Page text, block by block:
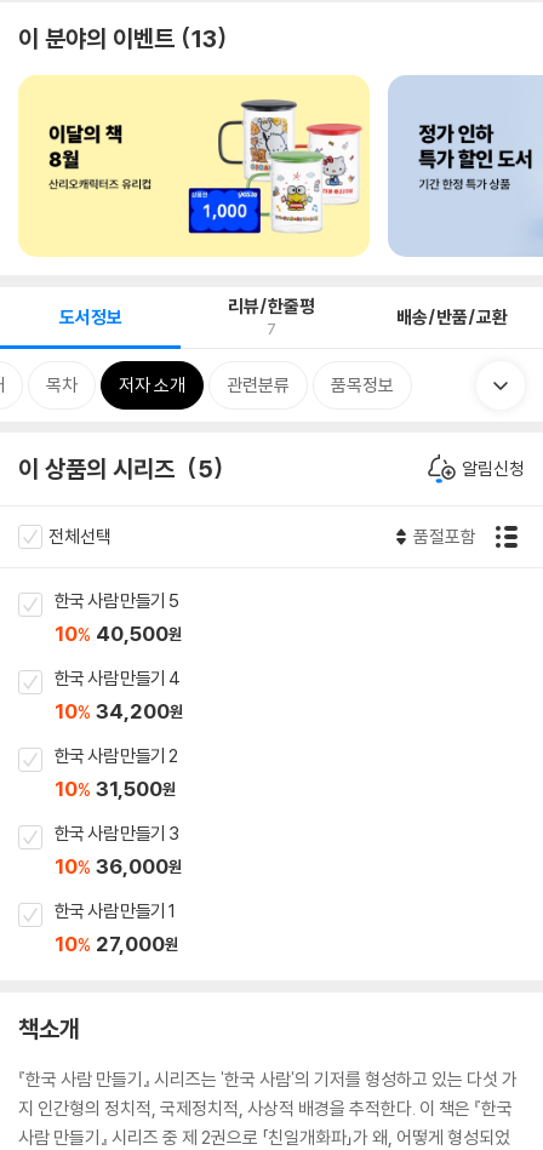
이 분야의 이벤트 13
도서정보 리뷰/한줄평
7 배송/반품/교환
목차 저자 소개 관련분류 품목정보
이 상품의 시리즈 5 알림신청
전체선택 품절포함
한국 사람 만들기 5
10% 40,500원
한국 사람 만들기 4
10% 34,200원
한국 사람 만들기 2
10% 31,500원
한국 사람 만들기 3
10% 36,000원
한국 사람 만들기 1
10% 27,000원
책소개
『한국 사람 만들기』 시리즈는 '한국 사람'의 기저를 형성하고 있는 다섯 가
지 인간형의 정치적, 국제정치적, 사상적 배경을 추적한다. 이 책은 『한국
사람 만들기』 시리즈 중 제 2권으로 「친일개화파」가 왜, 어떻게 형성되었